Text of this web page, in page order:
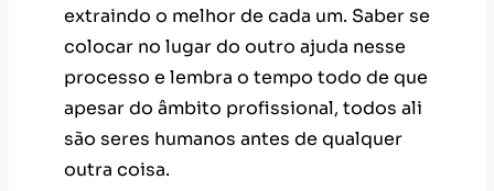
extraindo o melhor de cada um. Saber se
colocar no lugar do outro ajuda nesse
processo e lembra o tempo todo de que
apesar do âmbito profissional, todos ali
são seres humanos antes de qualquer
outra coisa.